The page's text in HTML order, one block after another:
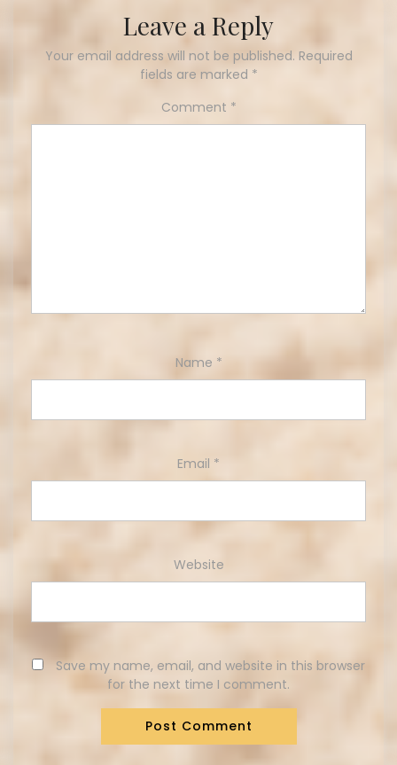
Leave a Reply
Your email address will not be published. Required
fields are marked *
Comment *
Name *
Email *
Website
Save my name, email, and website in this browser
for the next time I comment.